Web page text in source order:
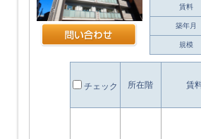
賃料
築年月
規模
チェック 所在階 賃